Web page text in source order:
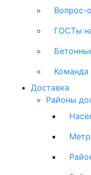
Вопрос-
ГОСТы
Команда
Доставка
Районы